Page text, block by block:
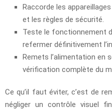
Raccorde les
et les règles de sécurité.
Teste le fonctionnement
refermer définitivement
Remets l’alimentation en
vérification complète du
Ce qu’il faut éviter, c’est de
négliger un contrôle visuel